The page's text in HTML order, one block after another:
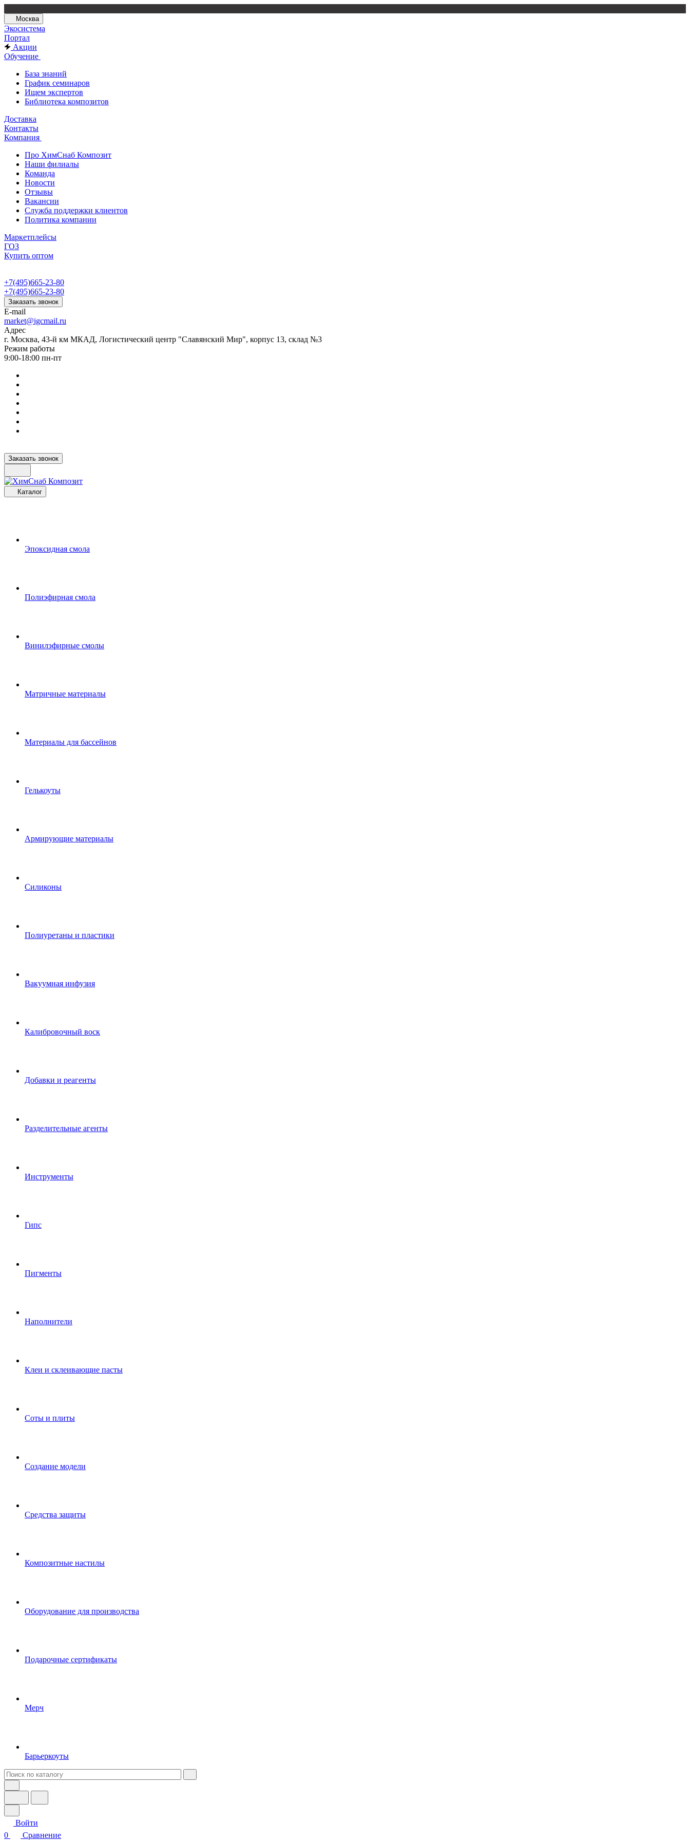
Москва
Экосистема
Портал
Акции
Обучение
База знаний
График семинаров
Ищем экспертов
Библиотека композитов
Доставка
Контакты
Компания
Про ХимСнаб Композит
Наши филиалы
Команда
Новости
Отзывы
Вакансии
Служба поддержки клиентов
Политика компании
Маркетплейсы
ГОЗ
Купить оптом
+7(495)665-23-80
+7(495)665-23-80
Заказать звонок
E-mail
market@igcmail.ru
Адрес
г. Москва, 43-й км МКАД, Логистический центр "Славянский Мир", корпус 13, склад №3
Режим работы
9:00-18:00 пн-пт
Заказать звонок
Каталог
Эпоксидная смола
Полиэфирная смола
Винилэфирные смолы
Матричные материалы
Материалы для бассейнов
Гелькоуты
Армирующие материалы
Силиконы
Полиуретаны и пластики
Вакуумная инфузия
Калибровочный воск
Добавки и реагенты
Разделительные агенты
Инструменты
Гипс
Пигменты
Наполнители
Клеи и склеивающие пасты
Соты и плиты
Создание модели
Средства защиты
Композитные настилы
Оборудование для производства
Подарочные сертификаты
Мерч
Барьеркоуты
Войти
0
Сравнение